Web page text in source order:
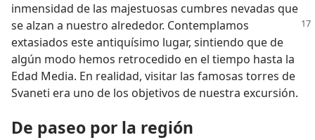
inmensidad de las majestuosas cumbres nevadas que
se alzan a nuestro alrededor. Contemplamos
extasiados este antiquísimo lugar, sintiendo que de
algún modo hemos retrocedido en el tiempo hasta la
Edad Media. En realidad, visitar las famosas torres de
Svaneti era uno de los objetivos de nuestra excursión.
De paseo por la región